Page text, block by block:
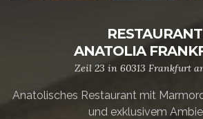
RESTAURANT
ANATOLIA
Zeil 23 in 60313 Frankfurt
Anatolisches Restaurant mit
und exklusivem